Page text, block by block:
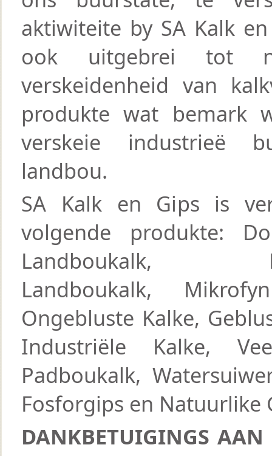
aktiwiteite by SA Kalk
ook uitgebrei tot
verskeidenheid van
produkte wat bemark
verskeie industrieë
landbou.
SA Kalk en Gips is
volgende produkte:
Landboukalk,
Landboukalk,
Ongebluste Kalke,
Industriële Kalke,
Padboukalk,
Fosforgips en Natuurlike
DANKBETUIGINGS AAN